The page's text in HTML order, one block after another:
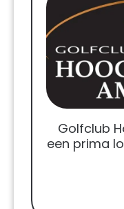
Golfclub
een prima